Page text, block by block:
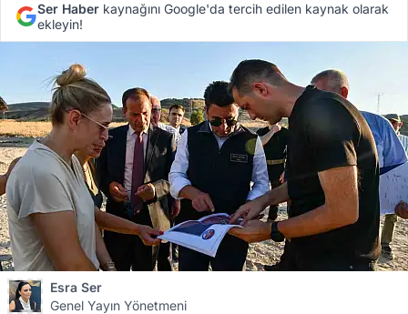
Ser Haber kaynağını Google'da tercih edilen kaynak olarak
ekleyin!
Esra Ser
Genel Yayın Yönetmeni